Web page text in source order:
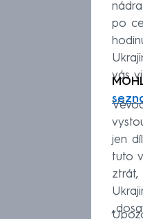
po
vás
jen
tuto
ztrát,